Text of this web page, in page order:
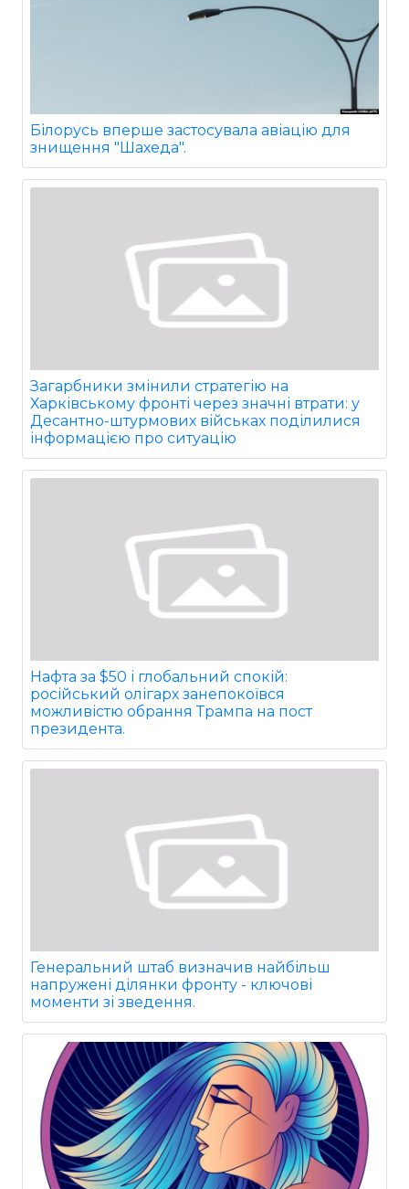
Білорусь вперше застосувала авіацію для
знищення "Шахеда".
Загарбники змінили стратегію на
Харківському фронті через значні втрати: у
Десантно-штурмових військах поділилися
інформацією про ситуацію
Нафта за $50 і глобальний спокій:
російський олігарх занепокоївся
можливістю обрання Трампа на пост
президента.
Генеральний штаб визначив найбільш
напружені ділянки фронту - ключові
моменти зі зведення.